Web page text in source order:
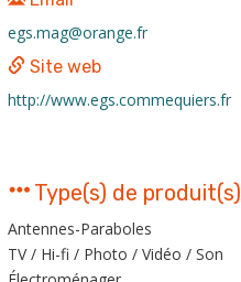
egs.mag@orange.fr
Site web
http://www.egs.commequiers.fr
Type(s) de produit(s)
Antennes-Paraboles
TV / Hi-fi / Photo / Vidéo / Son